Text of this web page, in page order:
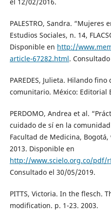
PALESTRO, Sandra. “Mujeres
Estudios Sociales, n. 14,
Disponible en http://
article-67282.html.
PAREDES, Julieta. Hilando
comunitario. México: Editorial
PERDOMO, Andrea et al.
cuidado de sí en la
Facultad de Medicina, Bogotá,
2013. Disponible en
http://www.scielo.org.co/pdf/
Consultado el 30/05/2019.
PITTS, Victoria. In the flesch.
modification. p. 1-23. 2003.